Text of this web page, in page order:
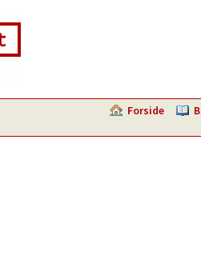
Forside